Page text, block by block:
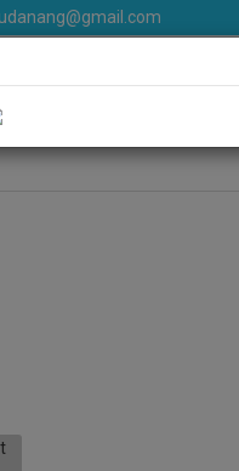
Tin Tức Văn bản